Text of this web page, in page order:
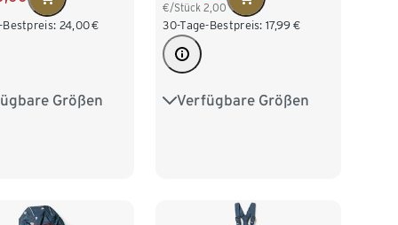
Bestpreis: 24,00€
Größen
86/92
€/Stück2,00
30-Tage-Bestpreis: 17,99 €
Verfügbare Größen
86/92 98/104